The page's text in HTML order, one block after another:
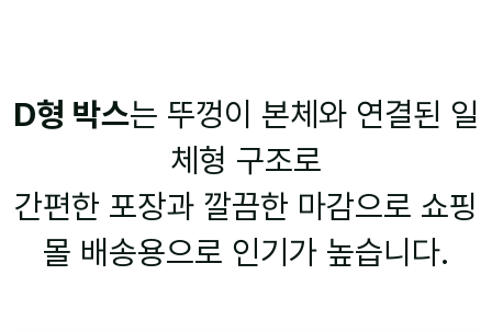
D형 박스는 뚜껑이 본체와 연결된 일
체형 구조로
간편한 포장과 깔끔한 마감으로 쇼핑
몰 배송용으로 인기가 높습니다.